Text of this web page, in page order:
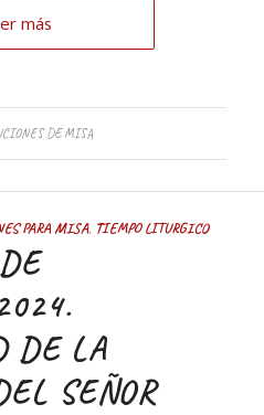
más
DE MISA
PARA MISA, TIEMPO LITURGICO
DE LA
SEÑOR